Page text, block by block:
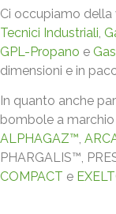
Ci occupiamo
Tecnici Industriali,
GPL-Propano e
dimensioni e in
In quanto anche
bombole a
ALPHAGAZ™,
PHARGALIS™,
COMPACT e